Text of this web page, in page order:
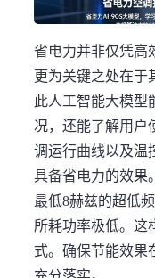
省电力并非仅凭高
更为关键之处在于
此人工智能大模型
况，还能了解用户
调运行曲线以及温
具备省电力的效果
最低8赫兹的超低
所耗功率极低。这
式。确保节能效果